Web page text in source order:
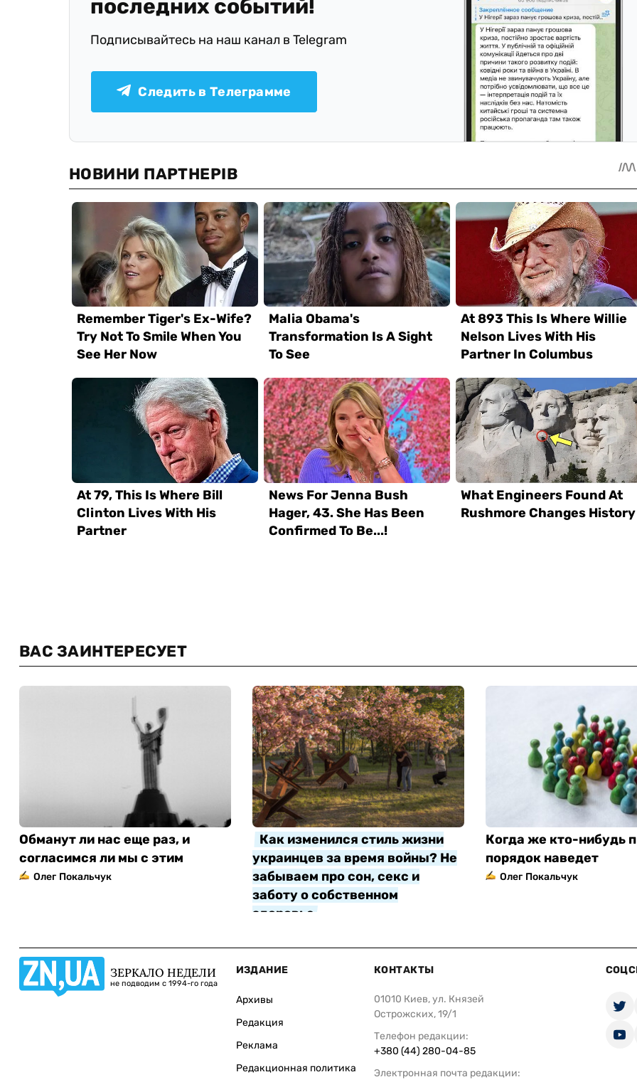
последних событий!
Подписывайтесь на наш канал в Telegram
Следить в Телеграмме
ВАС ЗАИНТЕРЕСУЕТ
Обманут ли нас еще раз, и
согласимся ли мы с этим
Олег Покальчук
Как изменился стиль жизни
украинцев за время войны? Не
забываем про сон, секс и
заботу о собственном
здоровье
Когда же кто-нибудь
порядок наведет
Олег Покальчук
ЗЕРКАЛО НЕДЕЛИ
не подводим с 1994-го года
ИЗДАНИЕ
Архивы
Редакция
Реклама
Редакционная политика
КОНТАКТЫ
01010 Киев, ул. Князей
Острожских, 19/1
Телефон редакции:
+380 (44) 280-04-85
Электронная почта редакции: